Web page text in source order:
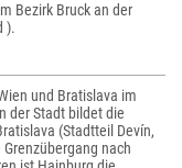
Bezirk Bruck an der
).
und Bratislava im
der Stadt bildet die
(Stadtteil Devín,
nach